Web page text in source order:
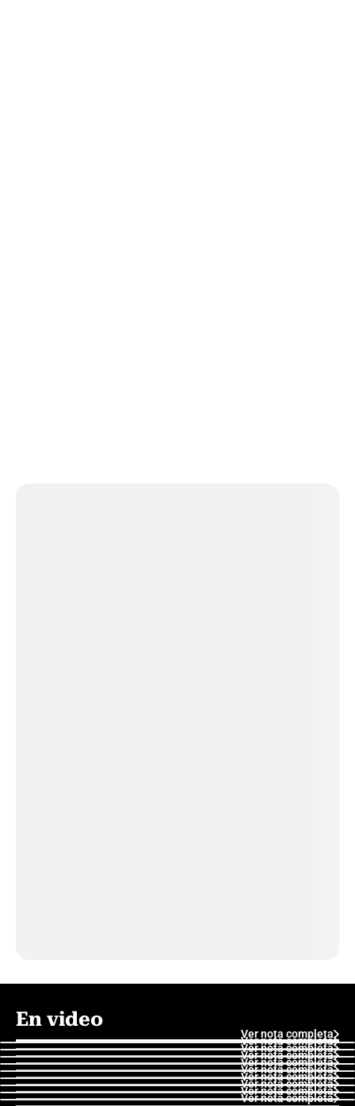
En video
Ver nota completa
Ver nota completa
Ver nota completa
Ver nota completa
Ver nota completa
Ver nota completa
Ver nota completa
Ver nota completa
Ver nota completa
Ver nota completa